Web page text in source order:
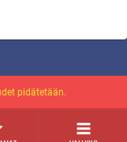
pidätetään.